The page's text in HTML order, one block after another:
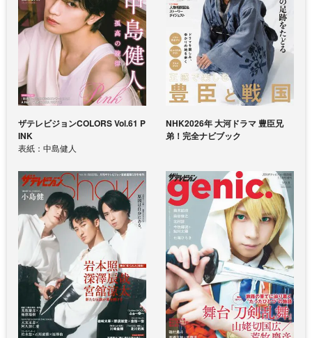
ザテレビジョンCOLORS Vol.61 P
INK
表紙：中島健人
NHK2026年 大河ドラマ 豊臣兄
弟！完全ナビブック